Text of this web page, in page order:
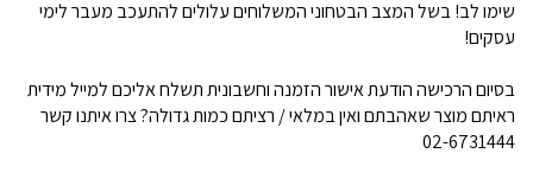
שימו לב! בשל המצב הבטחוני המשלוחים עלולים להתעכב מעבר לימי
עסקים!
בסיום הרכישה הודעת אישור הזמנה וחשבונית תשלח אליכם למייל מידית
ראיתם מוצר שאהבתם ואין במלאי / רציתם כמות גדולה? צרו איתנו קשר
02-6731444